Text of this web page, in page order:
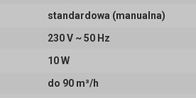
standardowa (manualna)
230 V ~ 50 Hz
10 W
do 90 m³/h